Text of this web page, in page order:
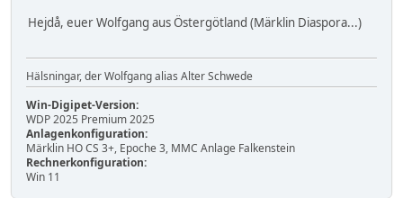
Hejdå, euer Wolfgang aus Östergötland (Märklin Diaspora...)
Hälsningar, der Wolfgang alias Alter Schwede
Win-Digipet-Version:
WDP 2025 Premium 2025
Anlagenkonfiguration:
Märklin HO CS 3+, Epoche 3, MMC Anlage Falkenstein
Rechnerkonfiguration:
Win 11